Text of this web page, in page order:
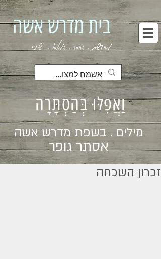
בית מדרש אשה
מחדשת . החסר . המלא . שבי
וַאֲפִלּוּ בְּהַסְתָּרָה
מילים . בשפת מדרש אשה
אסתר גופר
זכרון השכחה